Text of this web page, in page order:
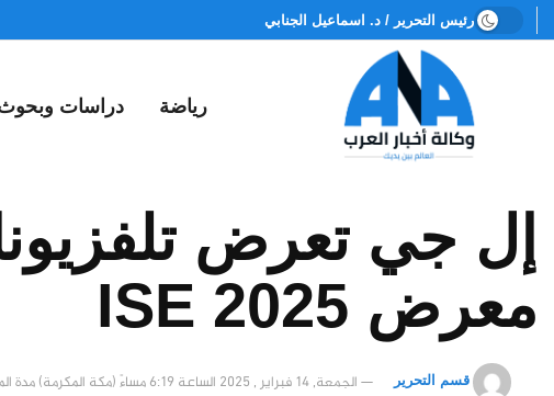
رئيس التحرير / د. اسماعيل الجنابي
دراسات رياضة
معرض ISE 2025
قسم التحرير الجمعة, 14 فبراير , 2025 الساعة 6:19 مساءً (مكة المكرمة) مدة المقالة: